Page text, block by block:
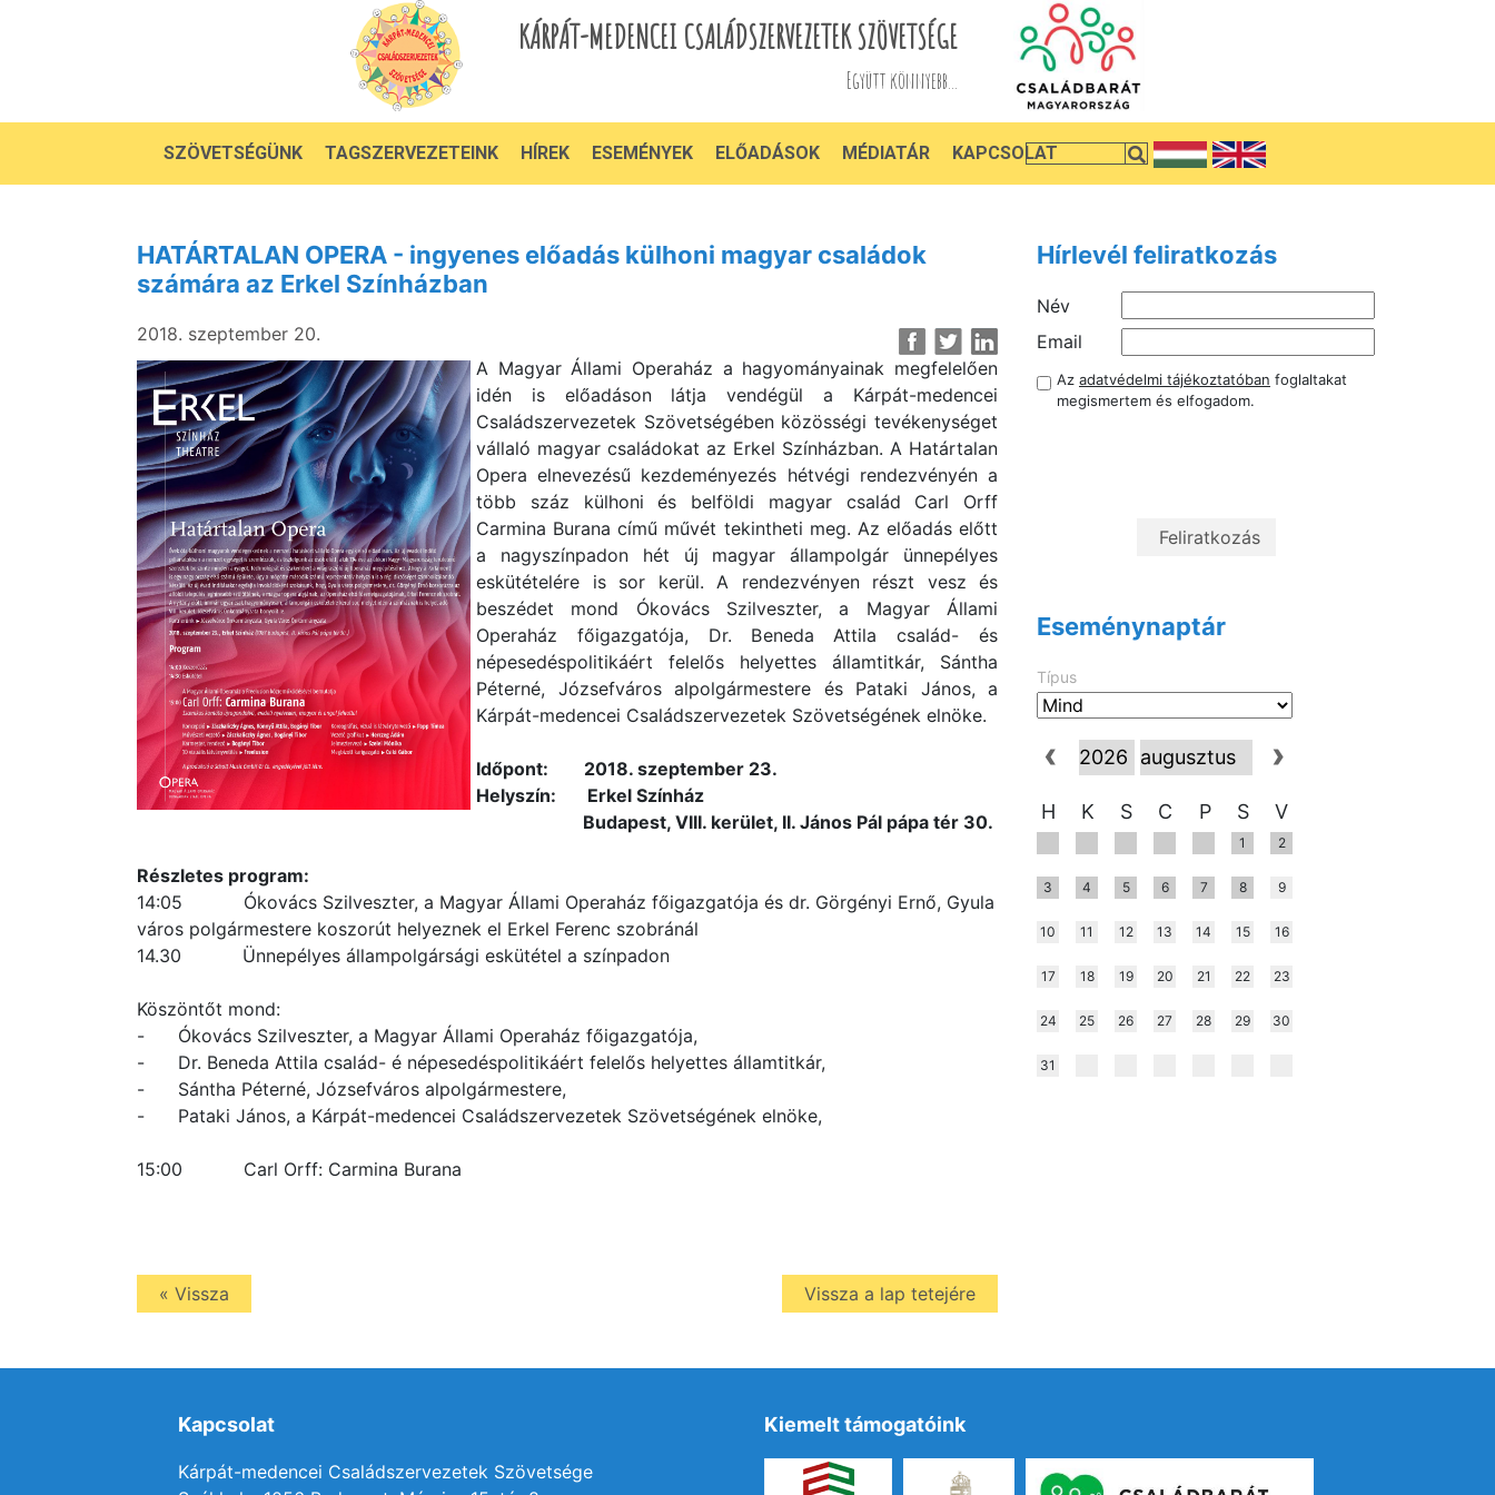
KÁRPÁT-MEDENCEI CSALÁDSZERVEZETEK SZÖVETSÉGE
Együtt könnyebb...
SZÖVETSÉGÜNK TAGSZERVEZETEINK HÍREK ESEMÉNYEK ELŐADÁSOK MÉDIATÁR KAPCSOLAT
HATÁRTALAN OPERA - ingyenes előadás külhoni magyar családok
számára az Erkel Színházban
2018. szeptember 20.
A Magyar Állami Operaház a hagyományainak megfelelően
idén is előadáson látja vendégül a Kárpát-medencei
Családszervezetek Szövetségében közösségi tevékenységet
vállaló magyar családokat az Erkel Színházban. A Határtalan
Opera elnevezésű kezdeményezés hétvégi rendezvényén a
több száz külhoni és belföldi magyar család Carl Orff
Carmina Burana című művét tekintheti meg. Az előadás előtt
a nagyszínpadon hét új magyar állampolgár ünnepélyes
eskütételére is sor kerül. A rendezvényen részt vesz és
beszédet mond Ókovács Szilveszter, a Magyar Állami
Operaház főigazgatója, Dr. Beneda Attila család- és
népesedéspolitikáért felelős helyettes államtitkár, Sántha
Péterné, Józsefváros alpolgármestere és Pataki János, a
Kárpát-medencei Családszervezetek Szövetségének elnöke.
Időpont: 2018. szeptember 23.
Helyszín: Erkel Színház
Budapest, VIII. kerület, II. János Pál pápa tér 30.
Részletes program:
14:05 Ókovács Szilveszter, a Magyar Állami Operaház főigazgatója és dr. Görgényi Ernő, Gyula
város polgármestere koszorút helyeznek el Erkel Ferenc szobránál
14.30 Ünnepélyes állampolgársági eskütétel a színpadon
Köszöntőt mond:
- Ókovács Szilveszter, a Magyar Állami Operaház főigazgatója,
- Dr. Beneda Attila család- é népesedéspolitikáért felelős helyettes államtitkár,
- Sántha Péterné, Józsefváros alpolgármestere,
- Pataki János, a Kárpát-medencei Családszervezetek Szövetségének elnöke,
15:00 Carl Orff: Carmina Burana
« Vissza Vissza a lap tetejére
Hírlevél feliratkozás
Név
Email
Az adatvédelmi tájékoztatóban foglaltakat
megismertem és elfogadom.
Eseménynaptár
Típus
H K S C P S V
1 2
3 4 5 6 7 8 9
10 11 12 13 14 15 16
17 18 19 20 21 22 23
24 25 26 27 28 29 30
31
Kapcsolat
Kárpát-medencei Családszervezetek Szövetsége
Kiemelt támogatóink